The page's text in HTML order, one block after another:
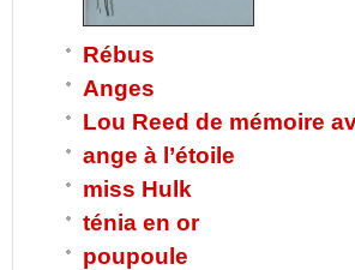
Rébus
Anges
Lou Reed de mémoire
ange à l’étoile
miss Hulk
ténia en or
poupoule